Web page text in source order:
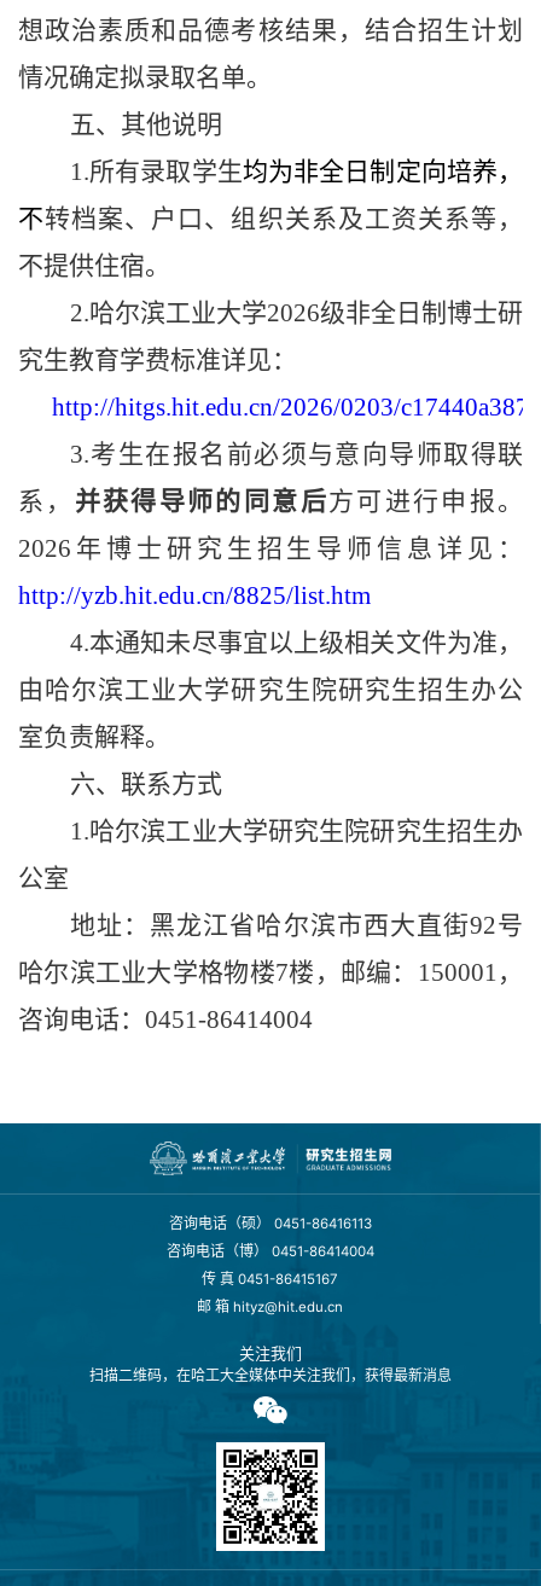
想政治素质和品德考核结果，结合招生计划
情况确定拟录取名单。
五、其他说明
1.所有录取学生均为非全日制定向培养，
不转档案、户口、组织关系及工资关系等，
不提供住宿。
2.哈尔滨工业大学2026级非全日制博士研
究生教育学费标准详见：
http://hitgs.hit.edu.cn/2026/0203/
3.考生在报名前必须与意向导师取得联
系， 并获得导师的同意后方可进行申报。
2026 年博士研究生招生导师信息详见：
http://yzb.hit.edu.cn/8825/list.htm
4.本通知未尽事宜以上级相关文件为准，
由哈尔滨工业大学研究生院研究生招生办公
室负责解释。
六、联系方式
1.哈尔滨工业大学研究生院研究生招生办
公室
地址：黑龙江省哈尔滨市西大直街92号
哈尔滨工业大学格物楼7楼，邮编： 150001，
咨询电话： 0451-86414004
咨询电话（硕） 0451-86416113
咨询电话（博） 0451-86414004
传 真 0451-86415167
邮 箱 hityz@hit.edu.cn
关注我们
扫描二维码，在哈工大全媒体中关注我们，获得最新消息